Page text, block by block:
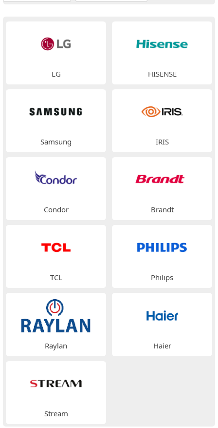
LG HISENSE
Samsung IRIS
Condor Brandt
TCL Philips
Raylan Haier
Stream